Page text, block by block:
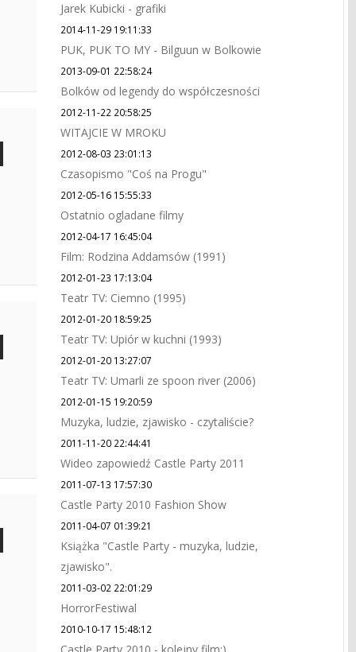
Jarek Kubicki - grafiki
2014-11-29 19:11:33
PUK, PUK TO MY - Bilguun w Bolkowie
2013-09-01 22:58:24
Bolków od legendy do współczesności
2012-11-22 20:58:25
WITAJCIE W MROKU
2012-08-03 23:01:13
Czasopismo "Coś na Progu"
2012-05-16 15:55:33
Ostatnio ogladane filmy
2012-04-17 16:45:04
Film: Rodzina Addamsów (1991)
2012-01-23 17:13:04
Teatr TV: Ciemno (1995)
2012-01-20 18:59:25
Teatr TV: Upiór w kuchni (1993)
2012-01-20 13:27:07
Teatr TV: Umarli ze spoon river (2006)
2012-01-15 19:20:59
Muzyka, ludzie, zjawisko - czytaliście?
2011-11-20 22:44:41
Wideo zapowiedź Castle Party 2011
2011-07-13 17:57:30
Castle Party 2010 Fashion Show
2011-04-07 01:39:21
Książka "Castle Party - muzyka, ludzie,
zjawisko".
2011-03-02 22:01:29
HorrorFestiwal
2010-10-17 15:48:12